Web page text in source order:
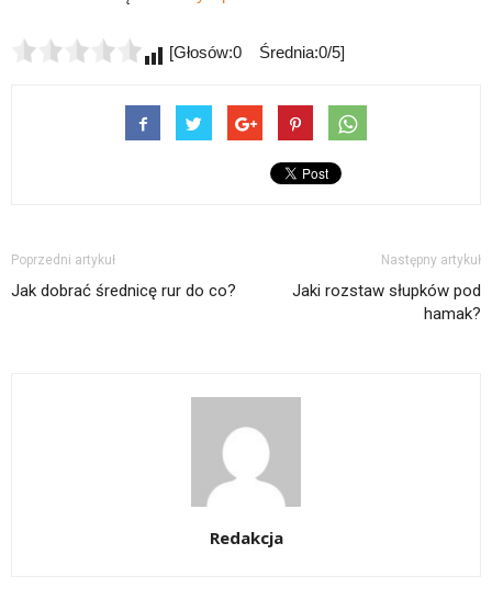
[Głosów:0 Średnia:0/5]
Poprzedni artykuł
Jak dobrać średnicę rur do co?
Następny artykuł
Jaki rozstaw słupków pod
hamak?
Redakcja